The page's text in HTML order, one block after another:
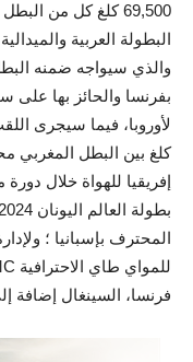
69,500 كلغ كل من
والذي سيواجه ضمنه
بفرنسا والحائز بها على
كلغ بين البطل
المحترف بإسبانيا ؛
فرنسا، السينغال إضافة